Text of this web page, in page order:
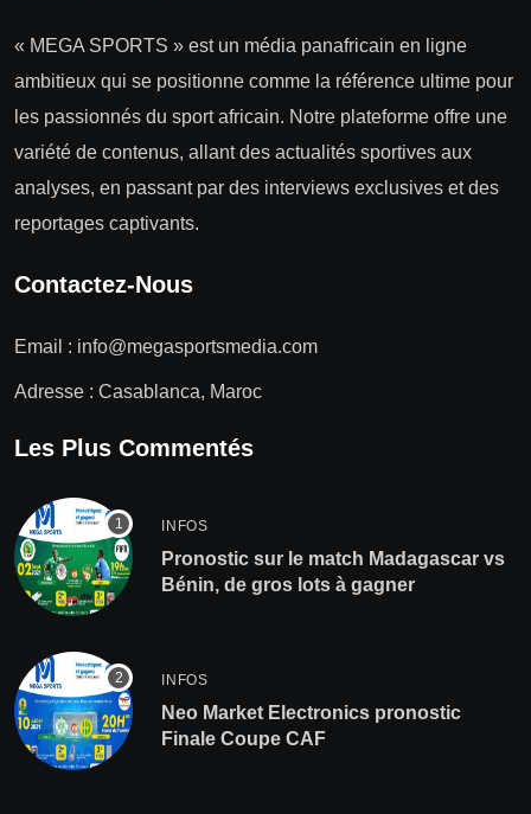
« MEGA SPORTS » est un média panafricain en ligne
ambitieux qui se positionne comme la référence ultime pour
les passionnés du sport africain. Notre plateforme offre une
variété de contenus, allant des actualités sportives aux
analyses, en passant par des interviews exclusives et des
reportages captivants.
Contactez-Nous
Email : info@megasportsmedia.com
Adresse : Casablanca, Maroc
Les Plus Commentés
INFOS
Pronostic sur le match Madagascar vs
Bénin, de gros lots à gagner
INFOS
Neo Market Electronics pronostic
Finale Coupe CAF